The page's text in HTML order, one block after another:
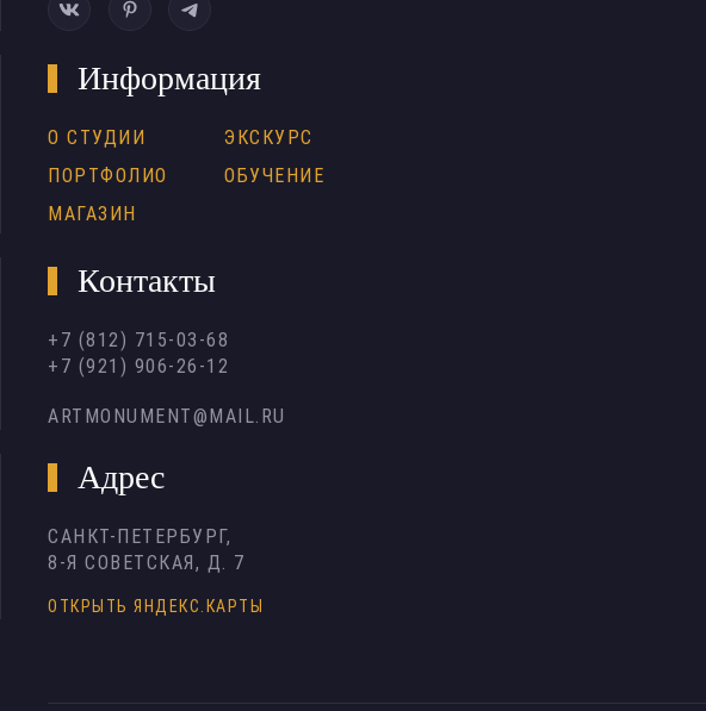
Информация
О СТУДИИ
ПОРТФОЛИО
МАГАЗИН
ЭКСКУРС
ОБУЧЕНИЕ
Контакты
+7 (812) 715-03-68
+7 (921) 906-26-12
ARTMONUMENT@MAIL.RU
Адрес
САНКТ-ПЕТЕРБУРГ,
8-Я СОВЕТСКАЯ, Д. 7
ОТКРЫТЬ ЯНДЕКС.КАРТЫ